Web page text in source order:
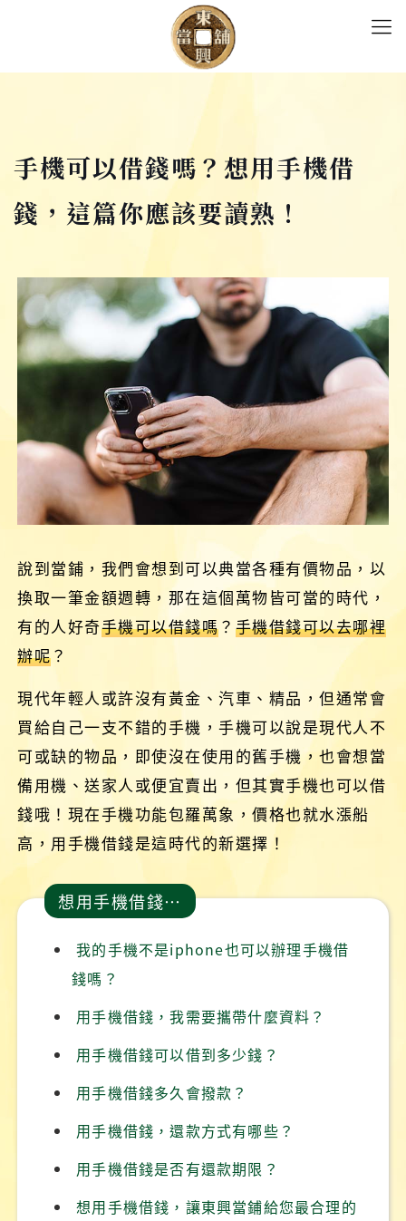
手機可以借錢嗎？想用手機借
錢，這篇你應該要讀熟！
說到當鋪，我們會想到可以典當各種有價物品，以
換取一筆金額週轉，那在這個萬物皆可當的時代，
有的人好奇手機可以借錢嗎？ 手機借錢可以去哪裡
辦呢？
現代年輕人或許沒有黃金、汽車、精品，但通常會
買給自己一支不錯的手機，手機可以說是現代人不
可或缺的物品，即使沒在使用的舊手機，也會想當
備用機、送家人或便宜賣出，但其實手機也可以借
錢哦！現在手機功能包羅萬象，價格也就水漲船
高，用手機借錢是這時代的新選擇！
想用手機借錢…
我的手機不是iphone也可以辦理手機借
錢嗎？
用手機借錢，我需要攜帶什麼資料？
用手機借錢可以借到多少錢？
用手機借錢多久會撥款？
用手機借錢，還款方式有哪些？
用手機借錢是否有還款期限？
想用手機借錢，讓東興當鋪給您最合理的